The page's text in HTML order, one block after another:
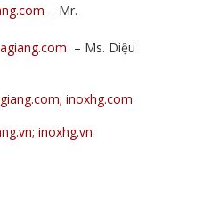
– Mr.
– Ms. Diệu
inoxhg.com
inoxhg.vn